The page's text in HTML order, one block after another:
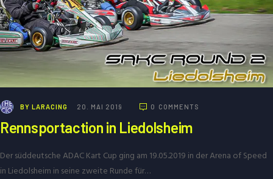
BY LARACING 20. MAI 2019 0 COMMENTS
Rennsportaction in Liedolsheim
Der süddeutsche ADAC Kart Cup ging am 19.05.2019 in der Arena of Speed
in Liedolsheim in seine zweite Runde für…